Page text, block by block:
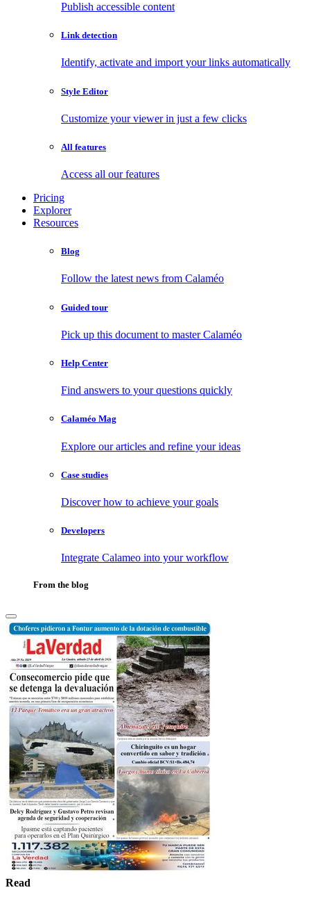
Publish accessible content
Link detection
Identify, activate and import your links automatically
Style Editor
Customize your viewer in just a few clicks
All features
Access all our features
Pricing
Explorer
Resources
Blog
Follow the latest news from Calaméo
Guided tour
Pick up this document to master Calaméo
Help Center
Find answers to your questions quickly
Calaméo Mag
Explore our articles and refine your ideas
Case studies
Discover how to achieve your goals
Developers
Integrate Calameo into your workflow
From the blog
Read